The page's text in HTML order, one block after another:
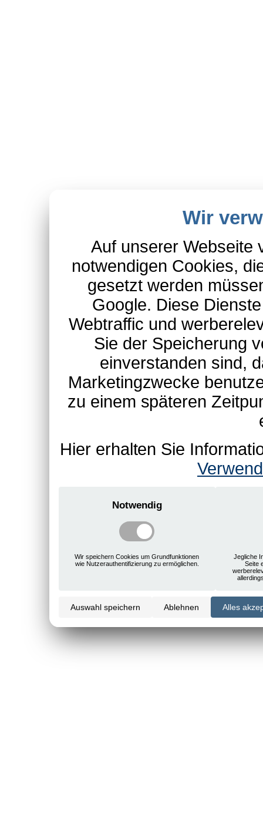
Wir
Auf unserer Webseite
notwendigen Cookies,
gesetzt werden
Google. Diese
Webtraffic und
Sie der Speicherung
einverstanden sind,
Marketingzwecke
zu einem späteren
Hier erhalten Sie
Notwendig
Wir speichern Cookies um Grundfunktionen
wie Nutzerauthentifizierung zu ermöglichen.
Jegliche
Seite
Auswahl speichern Ablehnen Alles